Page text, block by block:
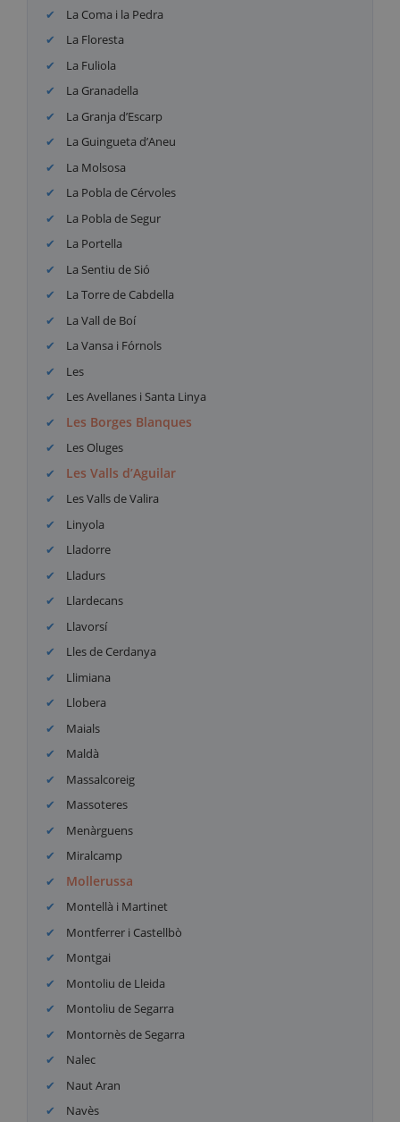
La Coma i la Pedra
La Floresta
La Fuliola
La Granadella
La Granja d’Escarp
La Guingueta d’Aneu
La Molsosa
La Pobla de Cérvoles
La Pobla de Segur
La Portella
La Sentiu de Sió
La Torre de Cabdella
La Vall de Boí
La Vansa i Fórnols
Les
Les Avellanes i Santa Linya
Les Borges Blanques
Les Oluges
Les Valls d’Aguilar
Les Valls de Valira
Linyola
Lladorre
Lladurs
Llardecans
Llavorsí
Lles de Cerdanya
Llimiana
Llobera
Maials
Maldà
Massalcoreig
Massoteres
Menàrguens
Miralcamp
Mollerussa
Montellà i Martinet
Montferrer i Castellbò
Montgai
Montoliu de Lleida
Montoliu de Segarra
Montornès de Segarra
Nalec
Naut Aran
Navès